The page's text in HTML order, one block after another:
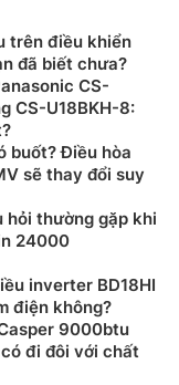
Enzyme
S được
kiềm tự nhiên
nhờ tấn công
chúng. Bên
giữ không khí
hôi khó chịu, khử
lông vận nuôi,
trên điều khiển
đã biết chưa?
CS-
CS-U18BKH-8:
buốt? Điều hòa
sẽ thay đổi suy
hỏi thường gặp khi
24000
inverter BD18HI
điện không?
9000btu
đi đôi với chất